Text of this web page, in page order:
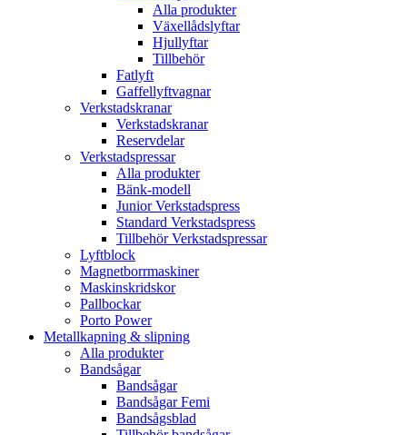
Alla produkter
Växellådslyftar
Hjullyftar
Tillbehör
Fatlyft
Gaffellyftvagnar
Verkstadskranar
Verkstadskranar
Reservdelar
Verkstadspressar
Alla produkter
Bänk-modell
Junior Verkstadspress
Standard Verkstadspress
Tillbehör Verkstadspressar
Lyftblock
Magnetborrmaskiner
Maskinskridskor
Pallbockar
Porto Power
Metallkapning & slipning
Alla produkter
Bandsågar
Bandsågar
Bandsågar Femi
Bandsågsblad